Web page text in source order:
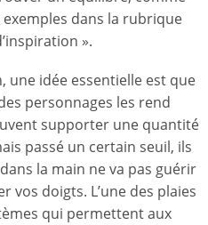
dans la rubrique
».
une idée essentielle est que
personnages les rend
supporter une quantité
passé un certain seuil, ils
la main ne va pas guérir
vos doigts. L’une des plaies
qui permettent aux